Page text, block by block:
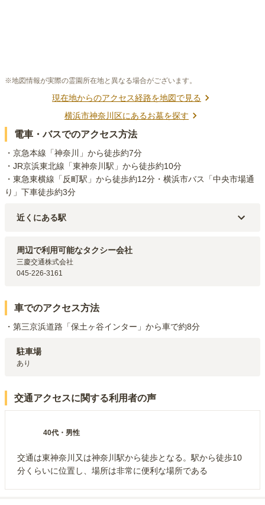
※地図情報が実際の霊園所在地と異なる場合がございます。
現在地からのアクセス経路を地図で見る
横浜市神奈川区にあるお墓を探す
電車・バスでのアクセス方法
・京急本線「神奈川」から徒歩約7分
・JR京浜東北線「東神奈川駅」から徒歩約10分
・東急東横線「反町駅」から徒歩約12分・横浜市バス「中央市場通
り」下車徒歩約3分
近くにある駅
JR横浜線・JR京浜東北線
東神奈川
東急東横線
反町
JR東海道本線(東京～熱海)・JR根岸線・JR横須賀線・JR成田エクスプレ
周辺で利用可能なタクシー会社
三慶交通株式会社
045-226-3161
車でのアクセス方法
・第三京浜道路「保土ヶ谷インター」から車で約8分
駐車場
あり
交通アクセスに関する利用者の声
40代 ・ 男性
交通は東神奈川又は神奈川駅から徒歩となる。駅から徒歩10
分くらいに位置し、場所は非常に便利な場所である